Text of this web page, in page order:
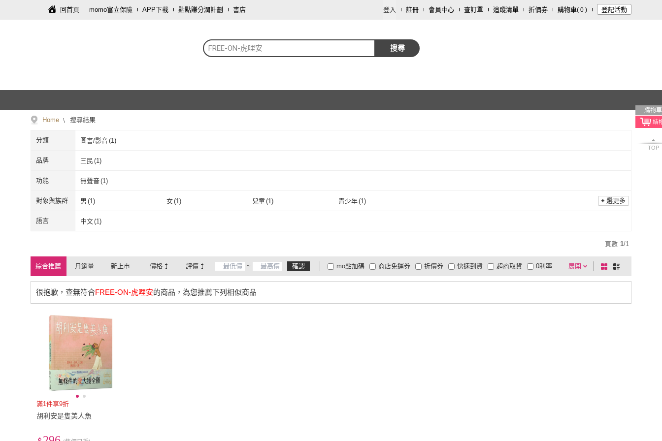
回首頁 momo富立保險 APP下載 點點賺分潤計劃 書店 登入 註冊 會員中心 查訂單 追蹤清單 折價券 購物車( 0 ) 登記活動
FREE-ON-虎哩安 搜尋
購物車
TOP
Home 搜尋結果
分類 圖書/影音(1)
品牌 三民 (1)
三民(1
功能 無聲音(1)
無聲音
對象與族群 男 (1) 女(1) 兒童(1) 青少年(1)
男(1
選更多
語言 中文(1)
頁數 1/1
綜合推薦 月銷量 新上市 價格 評價 ~ 確認 展開
折價券
有影片
商品有量 電視購物
mo點加碼 快速到貨 超商取貨
大家電安心配
大家電快配
商店免運券 0利率
棋
盤
列
很抱歉，查無符合FREE-ON-虎哩安的商品，為您推薦下列相似商品
滿1件享9折
胡利安是隻美人魚